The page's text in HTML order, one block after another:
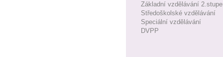
Základní vzdělávání
Středoškolské vzdělávání
Speciální vzdělávání
DVPP